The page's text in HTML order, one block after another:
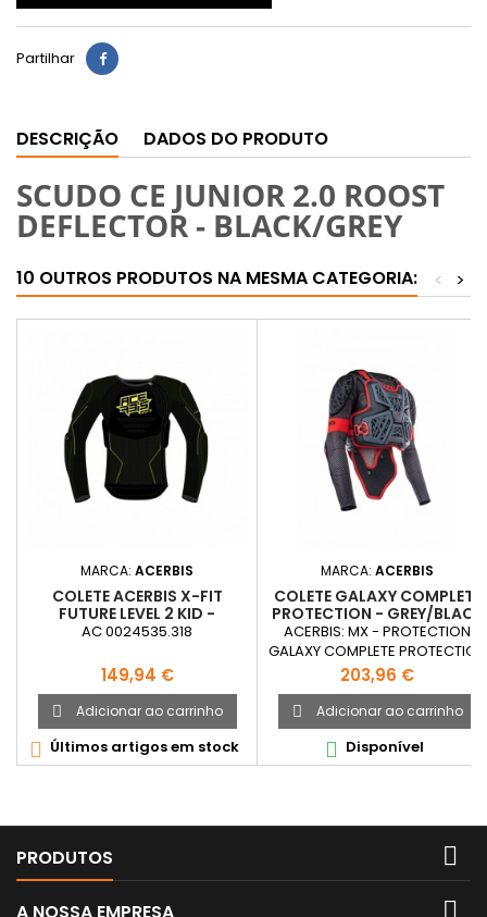
Partilhar
DESCRIÇÃO DADOS DO PRODUTO
SCUDO CE JUNIOR 2.0 ROOST
DEFLECTOR - BLACK/GREY
10 OUTROS PRODUTOS NA MESMA CATEGORIA: >
<
MARCA: ACERBIS
COLETE ACERBIS X-FIT
FUTURE LEVEL 2 KID -
BLACK/YELLOW
AC 0024535.318
Preço
149,94 €
 Adicionar ao carrinho
 Últimos artigos em stock
MARCA: ACERBIS
COLETE GALAXY COMPLETE
PROTECTION - GREY/BLACK
ACERBIS: MX - PROTECTION
GALAXY COMPLETE PROTECTION
- GREY/BLACK
Preço
203,96 €
 Adicionar ao carrinho
 Disponível
PRODUTOS 
